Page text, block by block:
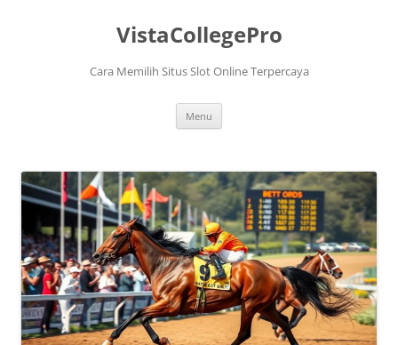
VistaCollegePro
Cara Memilih Situs Slot Online Terpercaya
Menu